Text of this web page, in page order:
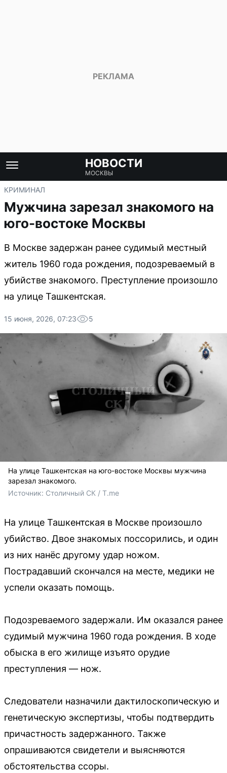
НОВОСТИ
МОСКВЫ
КРИМИНАЛ
Мужчина зарезал знакомого на
юго-востоке Москвы
В Москве задержан ранее судимый местный
житель 1960 года рождения, подозреваемый в
убийстве знакомого. Преступление произошло
на улице Ташкентская.
15 июня, 2026, 07:23 5
На улице Ташкентская на юго-востоке Москвы мужчина
зарезал знакомого.
Источник: Столичный СК / T.me
На улице Ташкентская в Москве произошло
убийство. Двое знакомых поссорились, и один
из них нанёс другому удар ножом.
Пострадавший скончался на месте, медики не
успели оказать помощь.
Подозреваемого задержали. Им оказался ранее
судимый мужчина 1960 года рождения. В ходе
обыска в его жилище изъято орудие
преступления — нож.
Следователи назначили дактилоскопическую и
генетическую экспертизы, чтобы подтвердить
причастность задержанного. Также
опрашиваются свидетели и выясняются
обстоятельства ссоры.